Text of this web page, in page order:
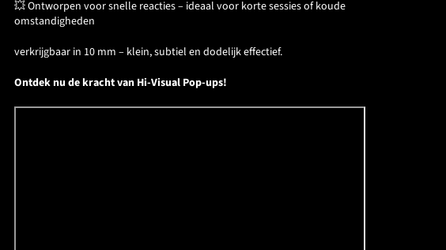
💥 Ontworpen voor snelle reacties – ideaal voor korte sessies of koude
omstandigheden
verkrijgbaar in 10 mm – klein, subtiel en dodelijk effectief.
Ontdek nu de kracht van Hi-Visual Pop-ups!